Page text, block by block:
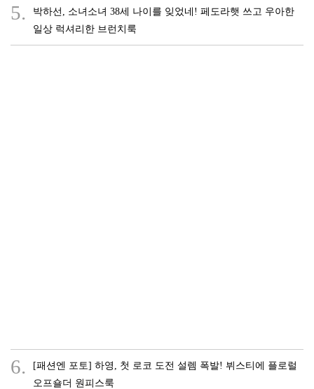
5.
박하선, 소녀소녀 38세 나이를 잊었네! 페도라햇 쓰고 우아한
일상 럭셔리한 브런치룩
6.
[패션엔 포토] 하영, 첫 로코 도전 설렘 폭발! 뷔스티에 플로럴
오프숄더 원피스룩